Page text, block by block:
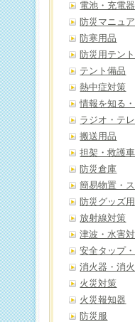
電池・充電器
防災マニュ
防寒用品
防災用テント
テント備品
熱中症対策
情報を知る
ラジオ・テ
搬送用品
担架・救護車
防災倉庫
簡易物置・
防災グッズ
放射線対策
津波・水害
安全タップ
消火器・消火
火災対策
火災報知器
防災服